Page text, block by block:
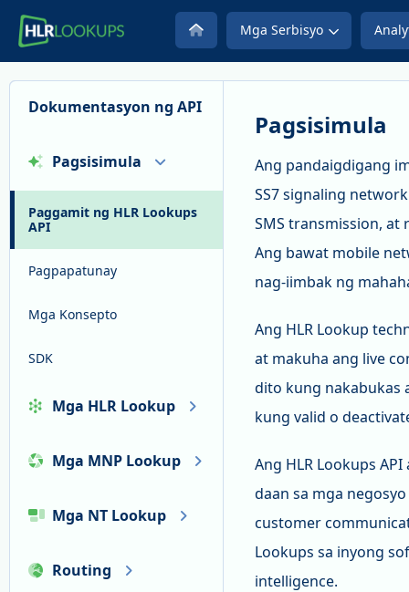
Mga Serbisyo
Dokumentasyon ng API
Pagsisimula
Paggamit ng HLR Lookups
API
Pagpapatunay
Mga Konsepto
SDK
Mga HLR Lookup
Mga MNP Lookup
Mga NT Lookup
Routing
Pagsisimula
Ang pandaigdigang
SS7 signaling
SMS transmission, at
Ang bawat mobile
nag-iimbak ng
Ang HLR Lookup
at makuha ang live
dito kung nakabukas
kung valid o
Ang HLR Lookups
daan sa mga
customer
Lookups sa inyong
intelligence.